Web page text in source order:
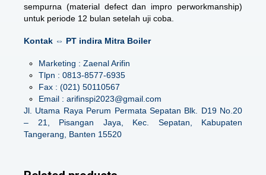
sempurna (material defect dan impro perworkmanship)
untuk periode 12 bulan setelah uji coba.
Kontak ⇔ PT indira Mitra Boiler
Marketing : Zaenal Arifin
Tlpn : 0813-8577-6935
Fax : (021) 50110567
Email : arifinspi2023@gmail.com
Jl. Utama Raya Perum Permata Sepatan Blk. D19 No.20
– 21, Pisangan Jaya, Kec. Sepatan, Kabupaten
Tangerang, Banten 15520